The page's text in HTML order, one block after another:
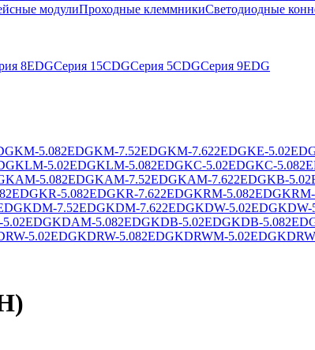
модулиПроходные клеммникиСветодиодные
8EDGСерия 15CDGСерия 5CDGСерия 9EDG
5.082EDGKM-7.52EDGKM-7.622EDGKE-5.0
5.02EDGKLM-5.082EDGKC-5.02EDGKC-5.08
5.082EDGKAM-7.52EDGKAM-7.622EDGKB-5.0
2EDGKR-5.082EDGKR-7.622EDGKRM-5.08
7.52EDGKDM-7.622EDGKDW-5.02EDGKDW-
2EDGKDAM-5.082EDGKDB-5.02EDGKDB-5.08
5.02EDGKDRW-5.082EDGKDRWM-5.0